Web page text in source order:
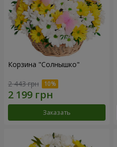
Корзина "Солнышко"
2 443 грн
Заказать